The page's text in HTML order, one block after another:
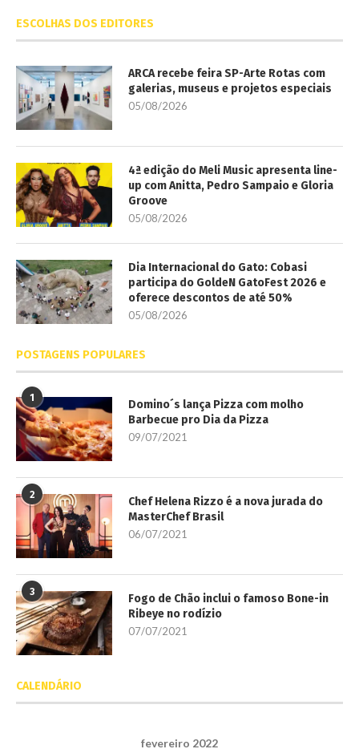
ESCOLHAS DOS EDITORES
ARCA recebe feira SP-Arte Rotas com
galerias, museus e projetos especiais
05/08/2026
4ª edição do Meli Music apresenta line-
up com Anitta, Pedro Sampaio e Gloria
Groove
05/08/2026
Dia Internacional do Gato: Cobasi
participa do GoldeN GatoFest 2026 e
oferece descontos de até 50%
05/08/2026
POSTAGENS POPULARES
1
Domino´s lança Pizza com molho
Barbecue pro Dia da Pizza
09/07/2021
2
Chef Helena Rizzo é a nova jurada do
MasterChef Brasil
06/07/2021
3
Fogo de Chão inclui o famoso Bone-in
Ribeye no rodízio
07/07/2021
CALENDÁRIO
fevereiro 2022